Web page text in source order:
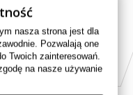
nasza strona jest dla
Pozwalają one
Twoich zainteresowań.
na nasze używanie